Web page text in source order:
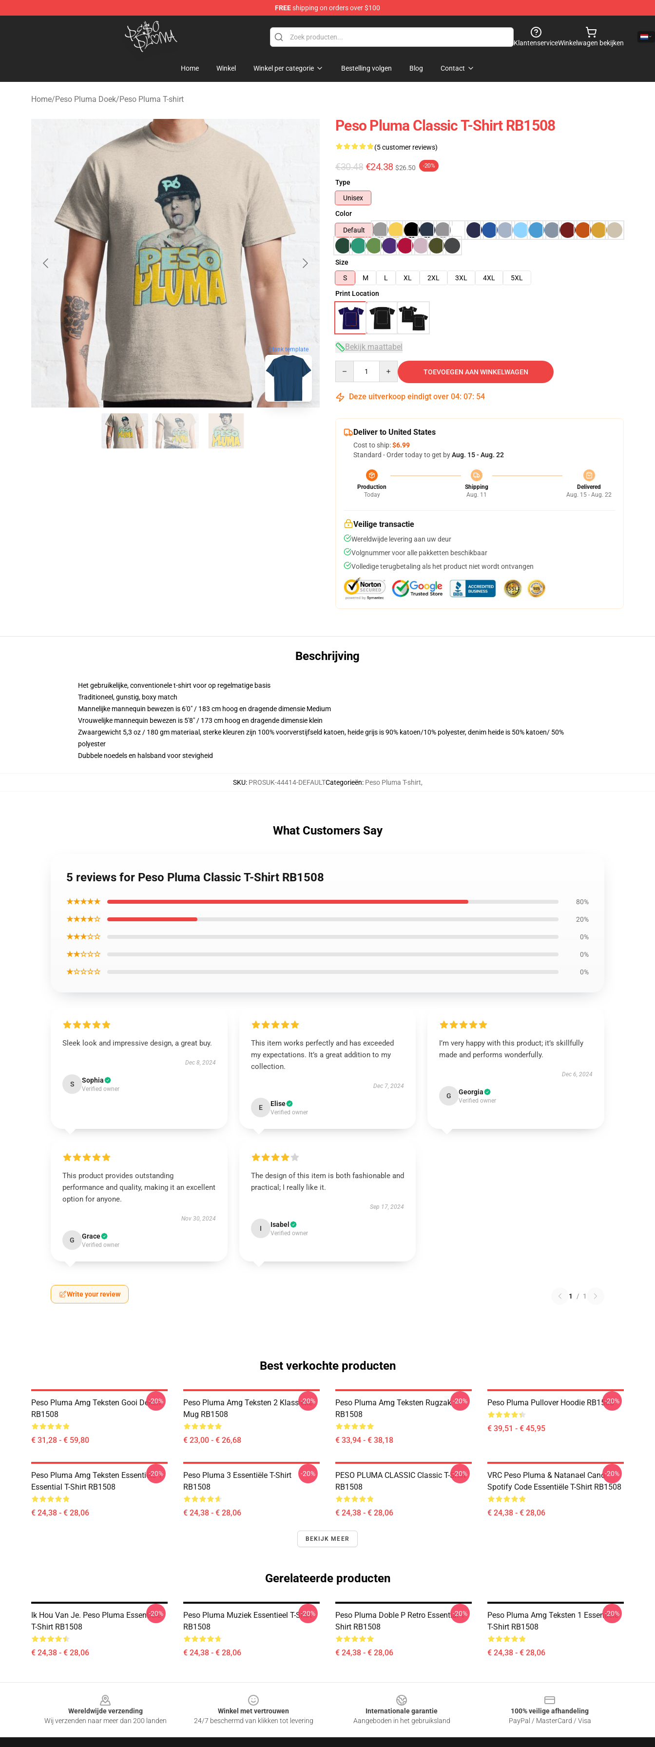
FREEshipping on orders over $100
Peso Pluma Store - Official Peso Pluma Merchandise Shop
KlantenserviceWinkelwagen bekijken
Home Winkel Winkel per categorie Bestelling volgen Blog Contact
Home/Peso Pluma Doek/Peso Pluma T-shirt
blank template
Peso Pluma Classic T-Shirt RB1508
(5 customer reviews)
€30.48 €24.38 $26.50 -20%
Type
Unisex
Color
Default
Size
S
M L XL 2XL 3XL 4XL
5XL
Print Location
Bekijk maattabel
TOEVOEGEN AAN WINKELWAGEN
Deze uitverkoop eindigt over 04: 07: 53
Deliver to United States
Cost to ship:$6.99
Standard - Order today to get byAug. 15 - Aug. 22
Production
Today
Shipping
Aug. 11
Delivered
Aug. 15 - Aug. 22
Veilige transactie
Wereldwijde levering aan uw deur
Volgnummer voor alle pakketten beschikbaar
Volledige terugbetaling als het product niet wordt ontvangen
Beschrijving
Het gebruikelijke, conventionele t-shirt voor op regelmatige basis
Traditioneel, gunstig, boxy match
Mannelijke mannequin bewezen is 6'0" / 183 cm hoog en dragende dimensie Medium
Vrouwelijke mannequin bewezen is 5'8" / 173 cm hoog en dragende dimensie klein
Zwaargewicht 5,3 oz / 180 gm materiaal, sterke kleuren zijn 100% voorverstijfseld katoen, heide grijs is 90% katoen/10% polyester, denim heide is 50% katoen/ 50%
polyester
Dubbele noedels en halsband voor stevigheid
SKU: PROSUK-44414-DEFAULTCategorieën: Peso Pluma T-shirt,
What Customers Say
5 reviews for Peso Pluma Classic T-Shirt RB1508
★★★★★ 80%
★★★★☆ 20%
★★★☆☆ 0%
★★☆☆☆ 0%
★☆☆☆☆ 0%
Sleek look and impressive design, a great buy.
Dec 8, 2024
S Sophia
Verified owner
This item works perfectly and has exceeded
my expectations. It’s a great addition to my
collection.
Dec 7, 2024
E Elise
Verified owner
I’m very happy with this product; it’s skillfully
made and performs wonderfully.
Dec 6, 2024
G Georgia
Verified owner
This product provides outstanding
performance and quality, making it an excellent
option for anyone.
Nov 30, 2024
G Grace
Verified owner
The design of this item is both fashionable and
practical; I really like it.
Sep 17, 2024
I Isabel
Verified owner
Write your review 1 / 1
Best verkochte producten
Peso Pluma Amg Teksten Gooi Deken
RB1508
€ 31,28 - € 59,80
-20%
Peso Pluma Amg Teksten 2 Klassieke
Mug RB1508
€ 23,00 - € 26,68
-20%
Peso Pluma Amg Teksten Rugzak
RB1508
€ 33,94 - € 38,18
-20% Peso Pluma Pullover Hoodie RB1508
€ 39,51 - € 45,95
-20%
Peso Pluma Amg Teksten Essentiële T-
Essential T-Shirt RB1508
€ 24,38 - € 28,06
-20%
Peso Pluma 3 Essentiële T-Shirt
RB1508
€ 24,38 - € 28,06
-20%
PESO PLUMA CLASSIC Classic T-Shirt
RB1508
€ 24,38 - € 28,06
-20%
VRC Peso Pluma & Natanael Cano
Spotify Code Essentiële T-Shirt RB1508
€ 24,38 - € 28,06
-20%
BEKIJK MEER
Gerelateerde producten
Ik Hou Van Je. Peso Pluma Essentiële
T-Shirt RB1508
€ 24,38 - € 28,06
-20%
Peso Pluma Muziek Essentieel T-Shirt
RB1508
€ 24,38 - € 28,06
-20%
Peso Pluma Doble P Retro Essential T-
Shirt RB1508
€ 24,38 - € 28,06
-20%
Peso Pluma Amg Teksten 1 Essentiële
T-Shirt RB1508
€ 24,38 - € 28,06
-20%
Wereldwijde verzending
Wij verzenden naar meer dan 200 landen
Winkel met vertrouwen
24/7 beschermd van klikken tot levering
Internationale garantie
Aangeboden in het gebruiksland
100% veilige afhandeling
PayPal / MasterCard / Visa